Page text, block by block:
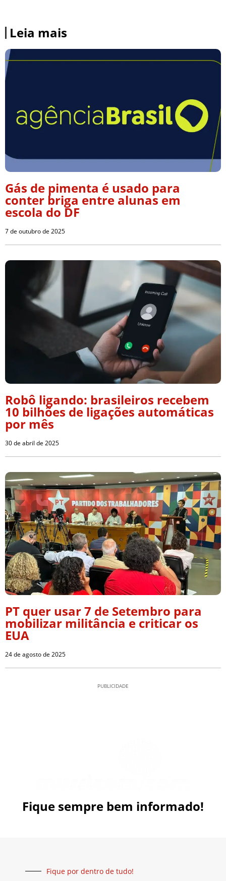
Leia mais
Gás de pimenta é usado para
conter briga entre alunas em
escola do DF
7 de outubro de 2025
Robô ligando: brasileiros recebem
10 bilhões de ligações automáticas
por mês
30 de abril de 2025
PT quer usar 7 de Setembro para
mobilizar militância e criticar os
EUA
24 de agosto de 2025
PUBLICIDADE
Fique sempre bem informado!
Fique por dentro de tudo!